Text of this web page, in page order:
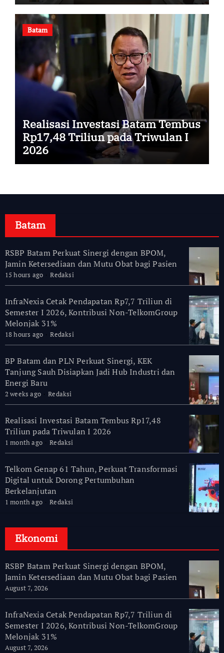
Energi Baru
Batam
Realisasi Investasi Batam Tembus
Rp17,48 Triliun pada Triwulan I
2026
Batam
RSBP Batam Perkuat Sinergi dengan BPOM,
Jamin Ketersediaan dan Mutu Obat bagi Pasien
15 hours ago Redaksi
InfraNexia Cetak Pendapatan Rp7,7 Triliun di
Semester I 2026, Kontribusi Non-TelkomGroup
Melonjak 31%
18 hours ago Redaksi
BP Batam dan PLN Perkuat Sinergi, KEK
Tanjung Sauh Disiapkan Jadi Hub Industri dan
Energi Baru
2 weeks ago Redaksi
Realisasi Investasi Batam Tembus Rp17,48
Triliun pada Triwulan I 2026
1 month ago Redaksi
Telkom Genap 61 Tahun, Perkuat Transformasi
Digital untuk Dorong Pertumbuhan
Berkelanjutan
1 month ago Redaksi
Ekonomi
RSBP Batam Perkuat Sinergi dengan BPOM,
Jamin Ketersediaan dan Mutu Obat bagi Pasien
August 7, 2026
InfraNexia Cetak Pendapatan Rp7,7 Triliun di
Semester I 2026, Kontribusi Non-TelkomGroup
Melonjak 31%
August 7, 2026